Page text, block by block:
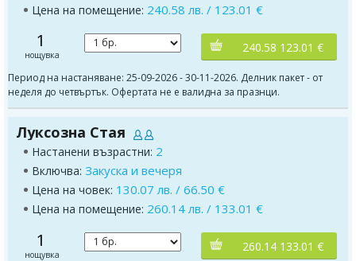
Цена на помещение: 240.58 лв. / 123.01 €
1
нощувка
240.58 123.01 €
Период на настаняване: 25-09-2026 - 30-11-2026. Делник пакет - от
неделя до четвъртък. Офертата не е валидна за празнци.
Луксозна Стая
Настанени възрастни: 2
Включва: Закуска и вечеря
Цена на човек: 130.07 лв. / 66.50 €
Цена на помещение: 260.14 лв. / 133.01 €
1
нощувка
260.14 133.01 €